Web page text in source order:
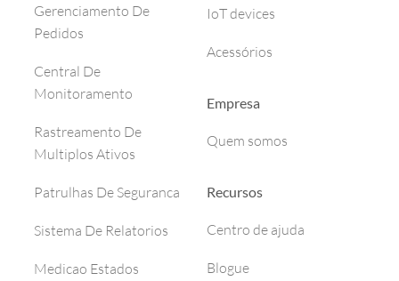
Gerenciamento De
Pedidos
Central De
Monitoramento
Rastreamento De
Multiplos Ativos
Patrulhas De Seguranca
Sistema De Relatorios
Medicao Estados
IoT devices
Acessórios
Empresa
Quem somos
Recursos
Centro de ajuda
Blogue